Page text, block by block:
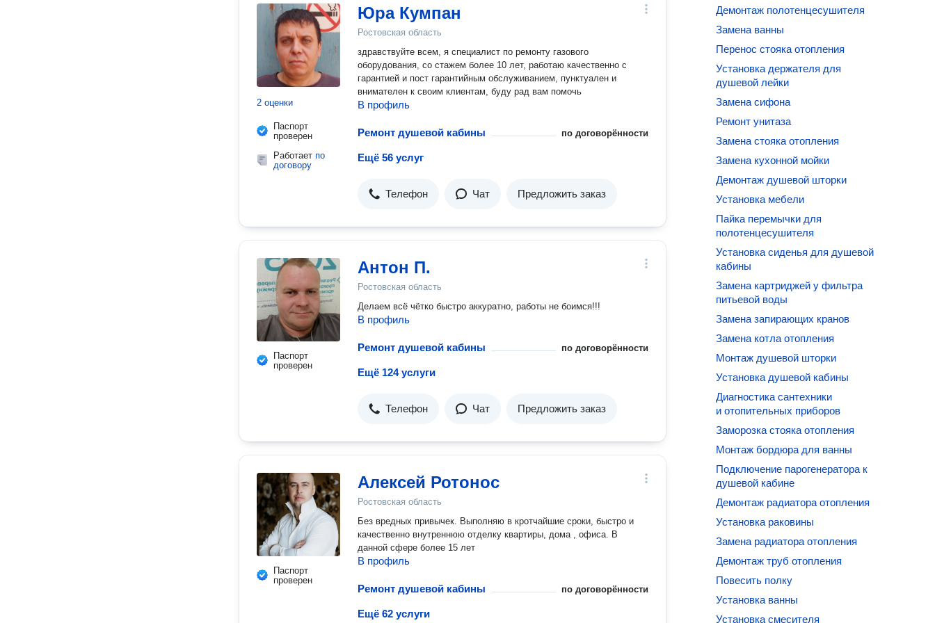
2 оценки
Паспорт
проверен
Работает по
договору
Юра Кумпан
Ростовская область
здравствуйте всем, я специалист по ремонту газового
оборудования, со стажем более 10 лет, работаю качественно с
гарантией и пост гарантийным обслуживанием, пунктуален и
внимателен к своим клиентам, буду рад вам помочь
В профиль
Ремонт душевой кабины по договорённости
Ещё 56 услуг
Телефон Чат Предложить заказ
Паспорт
проверен
Антон П.
Ростовская область
Делаем всё чётко быстро аккуратно, работы не боимся!!!
В профиль
Ремонт душевой кабины по договорённости
Ещё 124 услуги
Телефон Чат Предложить заказ
Паспорт
проверен
Алексей Ротонос
Ростовская область
Без вредных привычек. Выполняю в кротчайшие сроки, быстро и
качественно внутреннюю отделку квартиры, дома , офиса. В
данной сфере более 15 лет
В профиль
Ремонт душевой кабины по договорённости
Ещё 62 услуги
Демонтаж полотенцесушителя
Замена ванны
Перенос стояка отопления
Установка держателя для
душевой лейки
Замена сифона
Ремонт унитаза
Замена стояка отопления
Замена кухонной мойки
Демонтаж душевой шторки
Установка мебели
Пайка перемычки для
полотенцесушителя
Установка сиденья для душевой
кабины
Замена картриджей у фильтра
питьевой воды
Замена запирающих кранов
Замена котла отопления
Монтаж душевой шторки
Установка душевой кабины
Диагностика сантехники
и отопительных приборов
Заморозка стояка отопления
Монтаж бордюра для ванны
Подключение парогенератора к
душевой кабине
Демонтаж радиатора отопления
Установка раковины
Замена радиатора отопления
Демонтаж труб отопления
Повесить полку
Установка ванны
Установка смесителя